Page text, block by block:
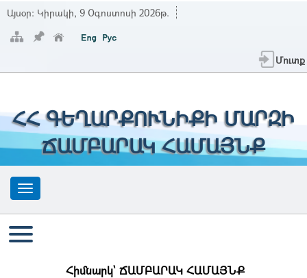
Այսօր: Կիրակի, 9 Օգոստոսի 2026թ.
Մուտք
ՀՀ ԳԵՂԱՐՔՈՒՆԻՔԻ ՄԱՐԶԻ
ՃԱՄԲԱՐԱԿ ՀԱՄԱՅՆՔ
Հիմնարկ` ՃԱՄԲԱՐԱԿ ՀԱՄԱՅՆՔ